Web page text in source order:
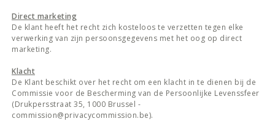
Direct marketing
De klant heeft het recht zich kosteloos te verzetten tegen elke
verwerking van zijn persoonsgegevens met het oog op direct
marketing.
Klacht
De Klant beschikt over het recht om een klacht in te dienen bij de
Commissie voor de Bescherming van de Persoonlijke Levenssfeer
(Drukpersstraat 35, 1000 Brussel -
commission@privacycommission.be).